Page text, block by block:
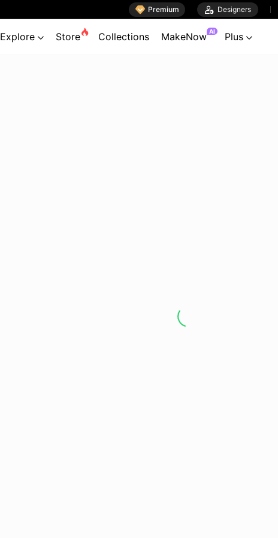
 Premium  Designers
Explore  Store Collections MakeNow AI Plus 